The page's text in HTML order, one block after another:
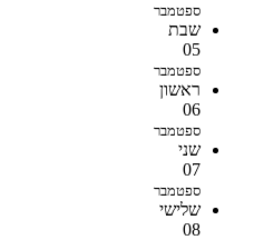
ספטמבר
שבת
05
ספטמבר
ראשון
06
ספטמבר
שני
07
ספטמבר
שלישי
08